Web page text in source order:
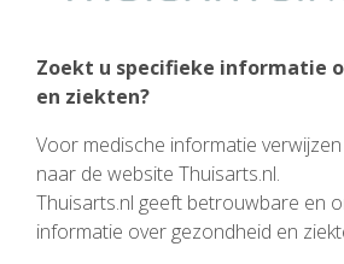
Zoekt u specifieke informatie
en ziekten?
Voor medische informatie
naar de website Thuisarts.nl.
Thuisarts.nl geeft betrouwbare en
informatie over gezondheid en